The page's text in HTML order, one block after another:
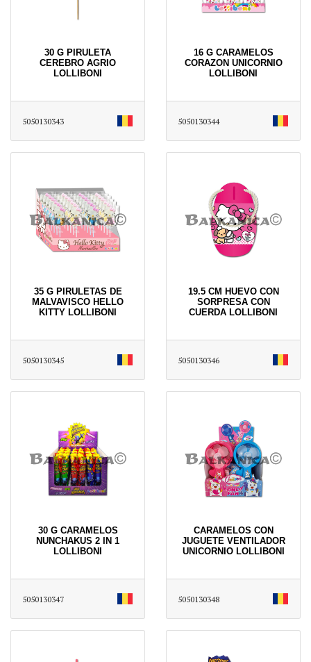
30 G PIRULETA
CEREBRO AGRIO
LOLLIBONI
5050130343
16 G CARAMELOS
CORAZON UNICORNIO
LOLLIBONI
5050130344
35 G PIRULETAS DE
MALVAVISCO HELLO
KITTY LOLLIBONI
5050130345
19.5 CM HUEVO CON
SORPRESA CON
CUERDA LOLLIBONI
5050130346
30 G CARAMELOS
NUNCHAKUS 2 IN 1
LOLLIBONI
5050130347
CARAMELOS CON
JUGUETE VENTILADOR
UNICORNIO LOLLIBONI
5050130348